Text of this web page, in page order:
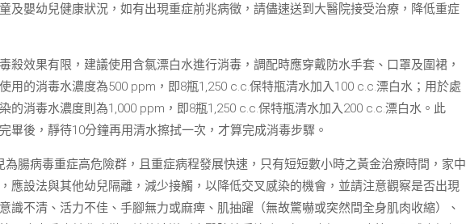
及嬰幼兒健康狀況，如有出現重症前兆病徵，請儘速送到大醫院接受治療，降低重症
殺效果有限，建議使用含氯漂白水進行消毒，調配時應穿戴防水手套、口罩及圍裙，
用的消毒水濃度為500 ppm，即8瓶1,250 c.c.保特瓶清水加入100 c.c.漂白水；用於處
的消毒水濃度則為1,000 ppm，即8瓶1,250 c.c.保特瓶清水加入200 c.c.漂白水。此
畢後，靜待10分鐘再用清水擦拭一次，才算完成消毒步驟。
腸病毒重症高危險群，且重症病程發展快速，只有短短數小時之黃金治療時間，家中
應設法與其他幼兒隔離，減少接觸，以降低交叉感染的機會，並請注意觀察是否出現
識不清、活力不佳、手腳無力或麻痺、肌抽躍（無故驚嚇或突然間全身肌肉收縮）、